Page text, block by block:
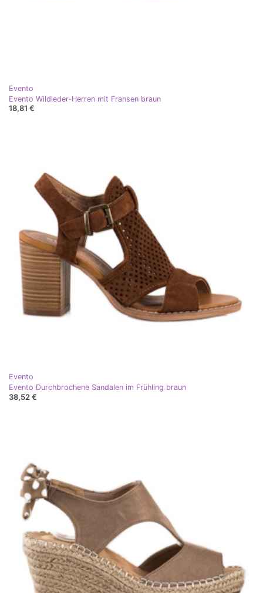
Evento
Evento Wildleder-Herren mit Fransen braun
18,81 €
Evento
Evento Durchbrochene Sandalen im Frühling braun
38,52 €